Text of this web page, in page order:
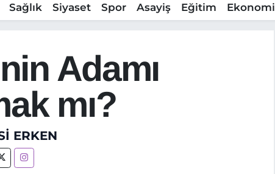
Sağlık Siyaset Spor Asayiş Eğitim Ekonomi
Adamı
mı?
ERKEN